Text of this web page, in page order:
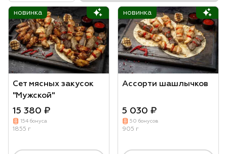
новинка
Сет мясных закусок
"Мужской"
15 380 ₽
154 бонуса
1855 г
новинка
Ассорти шашлычков
5 030 ₽
50 бонусов
905 г